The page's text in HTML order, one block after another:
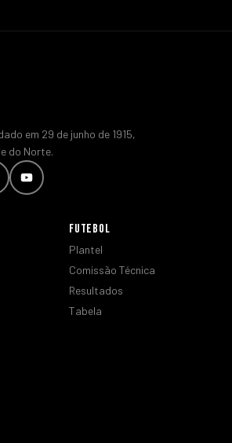
em 29 de junho de 1915,
do Norte.
FUTEBOL
Plantel
Comissão Técnica
Resultados
Tabela